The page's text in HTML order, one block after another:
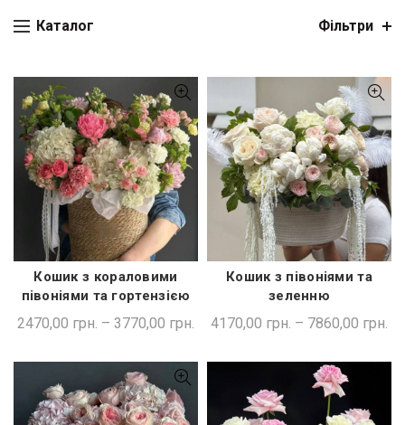
Каталог Фільтри
ШВИДКА ПОКУПКА
Кошик з кораловими
півоніями та гортензією
2470,00 грн. – 3770,00 грн.
ШВИДКА ПОКУПКА
Кошик з півоніями та
зеленню
4170,00 грн. – 7860,00 грн.